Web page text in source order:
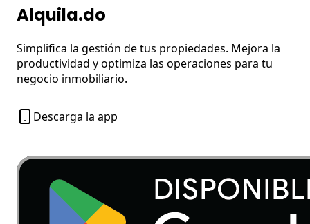
Alquila.do
Simplifica la gestión de tus propiedades. Mejora la
productividad y optimiza las operaciones para tu
negocio inmobiliario.
Descarga la app